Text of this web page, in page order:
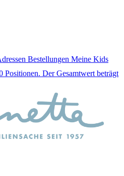
Bestellungen Meine Kids
Positionen. Der Gesamtwert beträgt